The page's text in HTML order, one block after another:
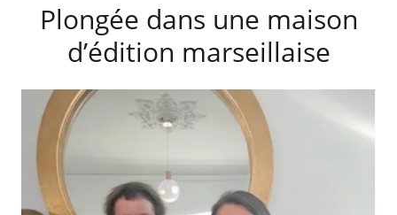
Plongée dans une maison
d’édition marseillaise